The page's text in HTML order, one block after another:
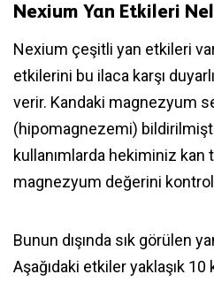
Nexium Yan Etkileri
Nexium çeşitli yan etkileri
etkilerini bu ilaca karşı
verir. Kandaki magnezyum
(hipomagnezemi)
kullanımlarda hekiminiz kan
magnezyum değerini
Bunun dışında sık görülen
Aşağıdaki etkiler yaklaşık 10